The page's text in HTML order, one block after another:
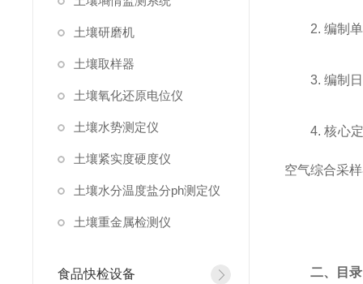
土壤研磨机
土壤取样器
土壤氧化还原电位仪
土壤水势测定仪
土壤紧实度硬度仪
土壤水分温度盐分ph测定仪
土壤重金属检测仪
食品快检设备
2. 编制
3. 编制
4. 核心
空气综合采
二、目录